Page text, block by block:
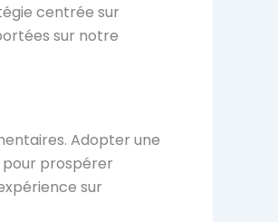
centrée sur
sur notre
Adopter une
prospérer
sur